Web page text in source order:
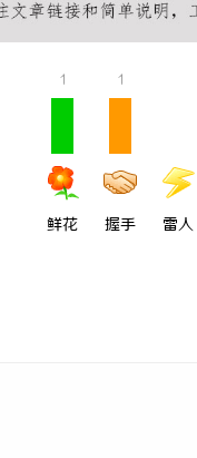
1
鲜花
1
握手 雷人
贝净 AC 国际医疗实验